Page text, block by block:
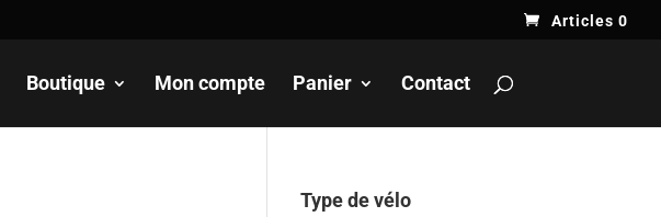
Articles 0
Boutique Mon compte Panier Contact
produits
Type de vélo